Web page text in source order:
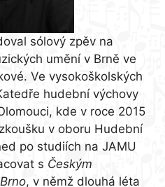
sólový zpěv na
umění v Brně ve
Ve vysokoškolských
hudební výchovy
kde v roce 2015
v oboru Hudební
po studiích na JAMU
s Českým
, v němž dlouhá léta